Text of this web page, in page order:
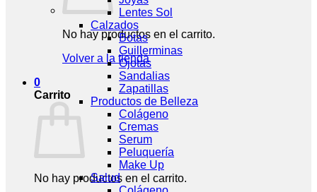
No hay productos en el carrito.
Volver a la tienda
0
Carrito
No hay productos en el carrito.
Lentes Sol
Calzados
Botas
Guillerminas
Ojotas
Sandalias
Zapatillas
Productos de Belleza
Colágeno
Cremas
Serum
Peluquería
Make Up
Salud